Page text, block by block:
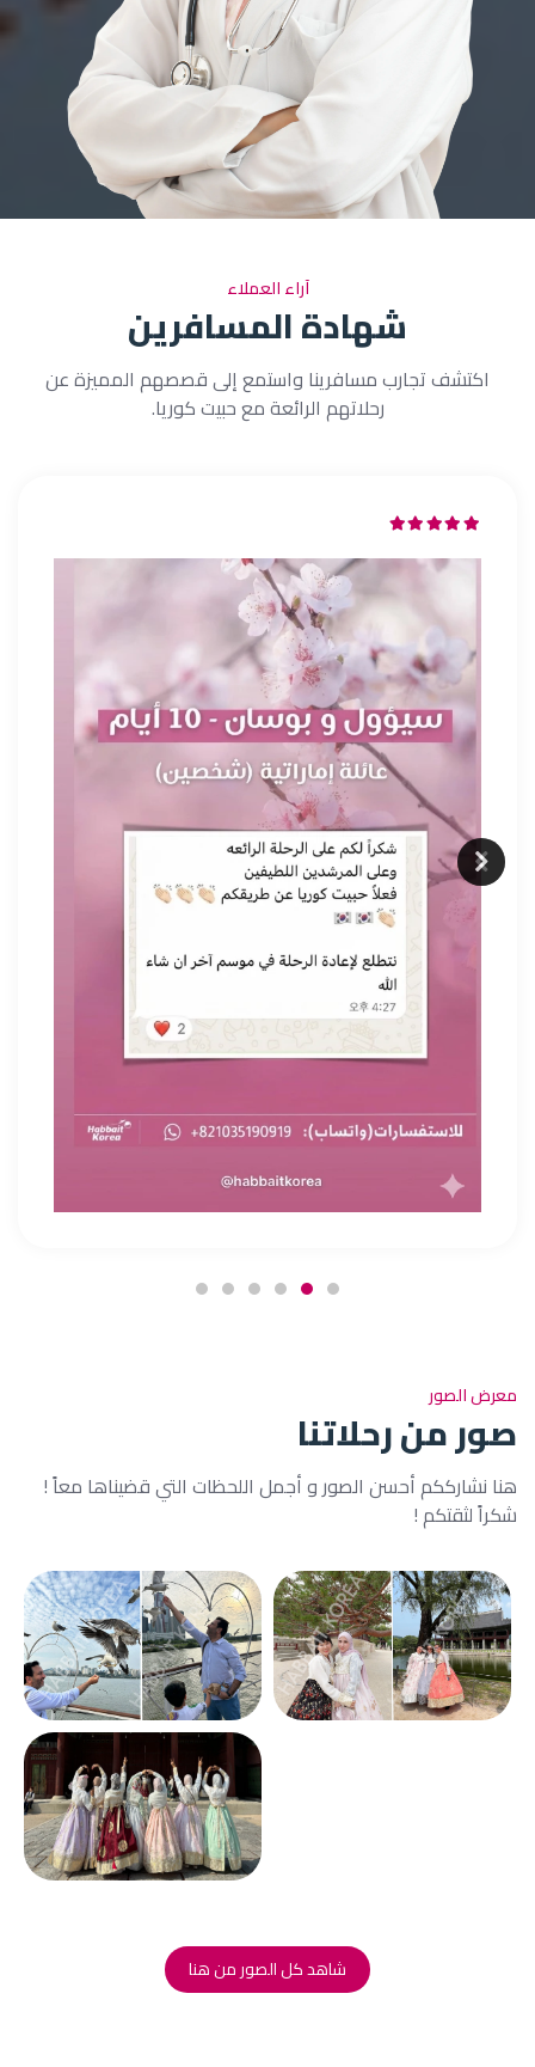
آراء العملاء
شهادة المسافرين
اكتشف تجارب مسافرينا واستمع إلى قصصهم المميزة عن
رحلاتهم الرائعة مع حبيت كوريا.
معرض الصور
صور من رحلاتنا
هنا نشارككم أحسن الصور و أجمل اللحظات التي قضيناها معاً !
شكراً لثقتكم !
شاهد كل الصور من هنا